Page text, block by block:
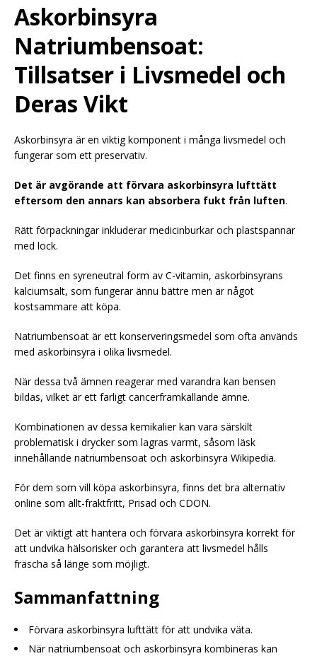
Askorbinsyra
Natriumbensoat:
Tillsatser i Livsmedel och
Deras Vikt
Askorbinsyra är en viktig komponent i många livsmedel och
fungerar som ett preservativ.
Det är avgörande att förvara askorbinsyra lufttätt
eftersom den annars kan absorbera fukt från luften.
Rätt förpackningar inkluderar medicinburkar och plastspannar
med lock.
Det finns en syreneutral form av C-vitamin, askorbinsyrans
kalciumsalt, som fungerar ännu bättre men är något
kostsammare att köpa.
Natriumbensoat är ett konserveringsmedel som ofta används
med askorbinsyra i olika livsmedel.
När dessa två ämnen reagerar med varandra kan bensen
bildas, vilket är ett farligt cancerframkallande ämne.
Kombinationen av dessa kemikalier kan vara särskilt
problematisk i drycker som lagras varmt, såsom läsk
innehållande natriumbensoat och askorbinsyra Wikipedia.
För dem som vill köpa askorbinsyra, finns det bra alternativ
online som allt-fraktfritt, Prisad och CDON.
Det är viktigt att hantera och förvara askorbinsyra korrekt för
att undvika hälsorisker och garantera att livsmedel hålls
fräscha så länge som möjligt.
Sammanfattning
Förvara askorbinsyra lufttätt för att undvika väta.
När natriumbensoat och askorbinsyra kombineras kan